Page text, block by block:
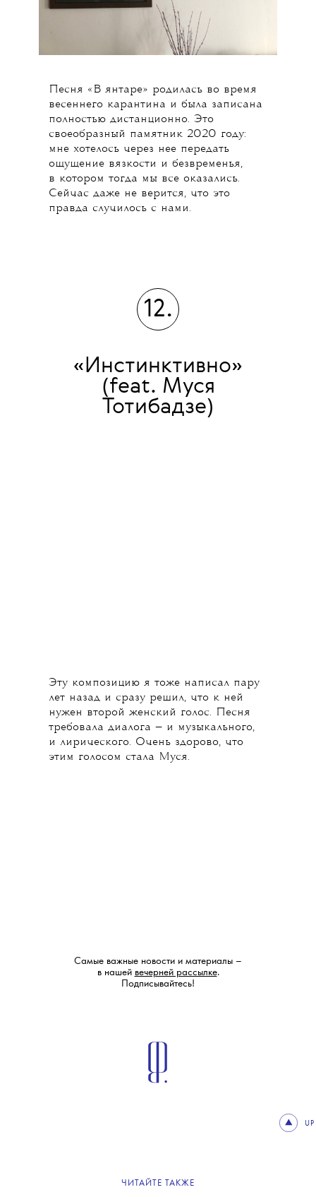
Песня «В янтаре» родилась во время
весеннего карантина и была записана
полностью дистанционно. Это
своеобразный памятник 2020 году:
мне хотелось через нее передать
ощущение вязкости и безвременья,
в котором тогда мы все оказались.
Сейчас даже не верится, что это
правда случилось с нами.
12.
«Инстинктивно»
(feat. Муся
Тотибадзе)
Эту композицию я тоже написал пару
лет назад и сразу решил, что к ней
нужен второй женский голос. Песня
требовала диалога — и музыкального,
и лирического. Очень здорово, что
этим голосом стала Муся.
Самые важные новости и материалы –
в нашей вечерней рассылке.
Подписывайтесь!
UP
ЧИТАЙТЕ ТАКЖЕ